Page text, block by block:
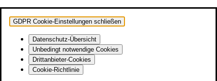
GDPR Cookie-Einstellungen schließen
Datenschutz-Übersicht
Unbedingt notwendige Cookies
Drittanbieter-Cookies
Cookie-Richtlinie